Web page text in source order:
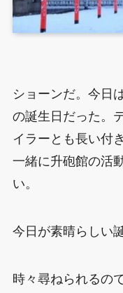
ショーンだ。今日
の誕生日だった。
イラーとも長い付
一緒に升砲館の活
い。
今日が素晴らしい
時々尋ねられるの